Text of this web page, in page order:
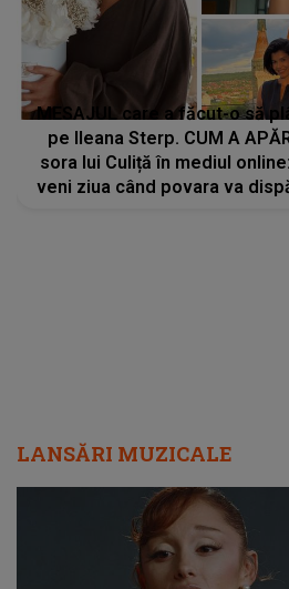
MESAJUL care a făcut-o să
pe Ileana Sterp. CUM A
sora lui Culiță în mediul
veni ziua când povara va
LANSĂRI MUZICALE